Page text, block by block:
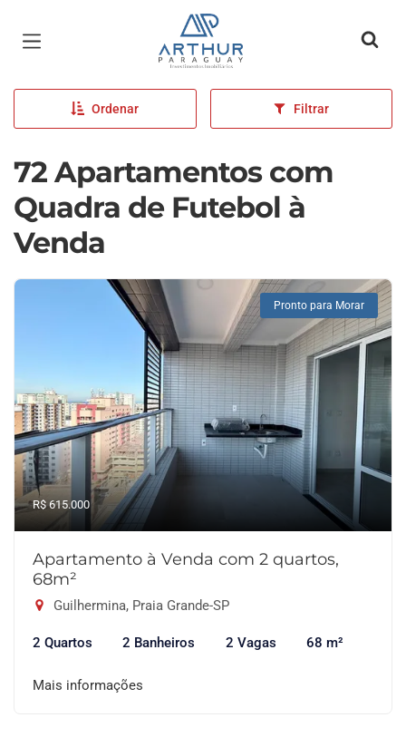
Página inicial
Ordenar Filtrar
72 Apartamentos com
Quadra de Futebol à
Venda
Pronto para Morar
R$ 615.000
Apartamento à Venda com 2 quartos,
68m²
Guilhermina, Praia Grande-SP
2 Quartos 2 Banheiros 2 Vagas 68 m²
Mais informações